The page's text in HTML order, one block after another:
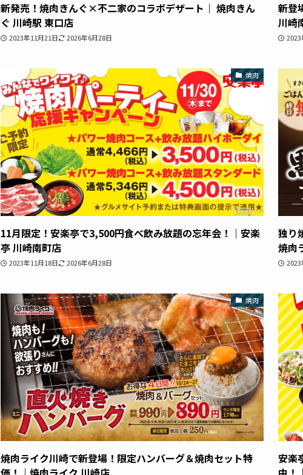
新発売！焼肉きんぐ×不二家のコラボデザート｜ 焼肉きん
ぐ 川崎駅 東口店
2023年11月21日 2026年6月28日
新登
川崎
2023
焼肉
11月限定！安楽亭で3,500円食べ飲み放題の忘年会！｜安楽
亭 川崎南町店
2023年11月18日 2026年6月28日
独り
焼肉
2023
焼肉
焼肉ライク川崎で新登場！限定ハンバーグ＆焼肉セット特
安楽